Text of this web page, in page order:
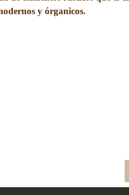
y órganicos.